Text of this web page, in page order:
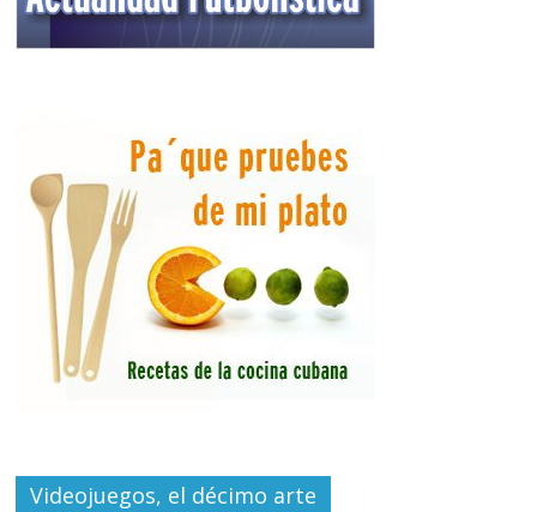
Videojuegos, el décimo arte